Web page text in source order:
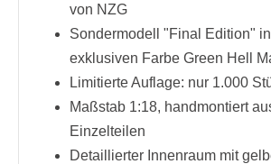
von NZG
Sondermodell "Final Edition"
exklusiven Farbe Green Hell
Limitierte Auflage: nur 1.000
Maßstab 1:18, handmontiert
Einzelteilen
Detaillierter Innenraum mit